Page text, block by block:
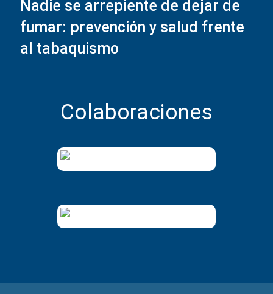
Nadie se arrepiente de dejar de
fumar: prevención y salud frente
al tabaquismo
Colaboraciones